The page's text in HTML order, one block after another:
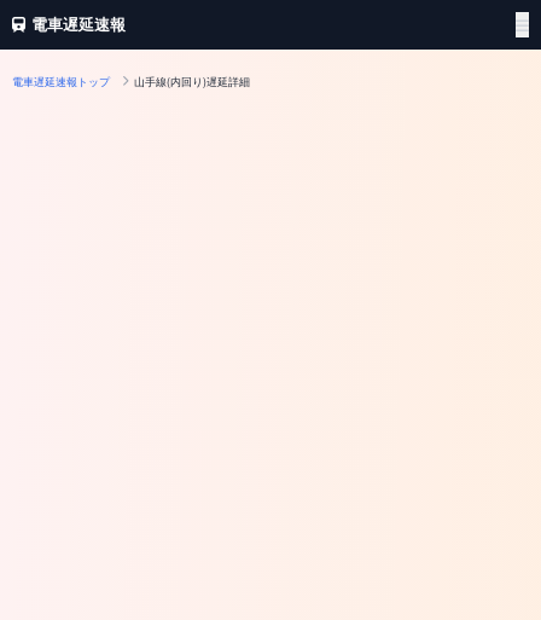
電車遅延速報
電車遅延速報トップ 山手線(内回り)遅延詳細